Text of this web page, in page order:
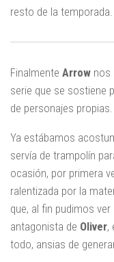
resto de la temporada.
Finalmente Arrow nos
serie que se sostiene
de personajes propias.
Ya estábamos
servía de trampolín
ocasión, por primera
ralentizada por la
que, al fin pudimos ver
antagonista de Oliver,
todo, ansias de